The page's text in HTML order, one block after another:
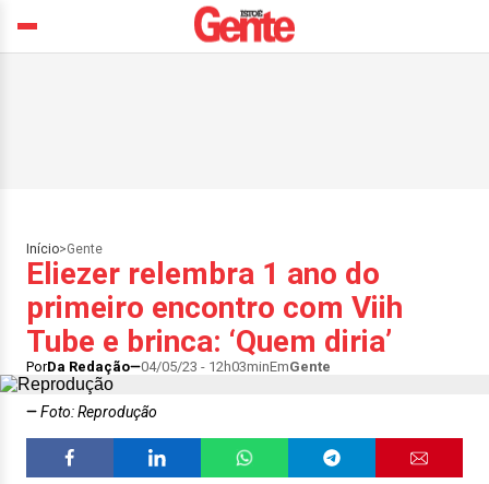
Início>Gente
Eliezer relembra 1 ano do
primeiro encontro com Viih
Tube e brinca: ‘Quem diria’
PorDa Redação 04/05/23 - 12h03minEmGente
Foto: Reprodução